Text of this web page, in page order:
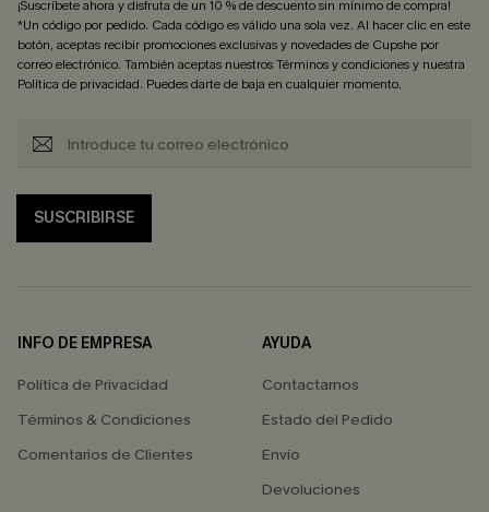
¡Suscríbete ahora y disfruta de un 10 % de descuento sin mínimo de compra!
*Un código por pedido. Cada código es válido una sola vez. Al hacer clic en este
botón, aceptas recibir promociones exclusivas y novedades de Cupshe por
correo electrónico. También aceptas nuestrosTérminos y condicionesy nuestra
Política de privacidad. Puedes darte de baja en cualquier momento.
SUSCRIBIRSE
INFO DE EMPRESA
Política de Privacidad
Términos & Condiciones
Comentarios de Clientes
AYUDA
Contactarnos
Estado del Pedido
Envío
Devoluciones